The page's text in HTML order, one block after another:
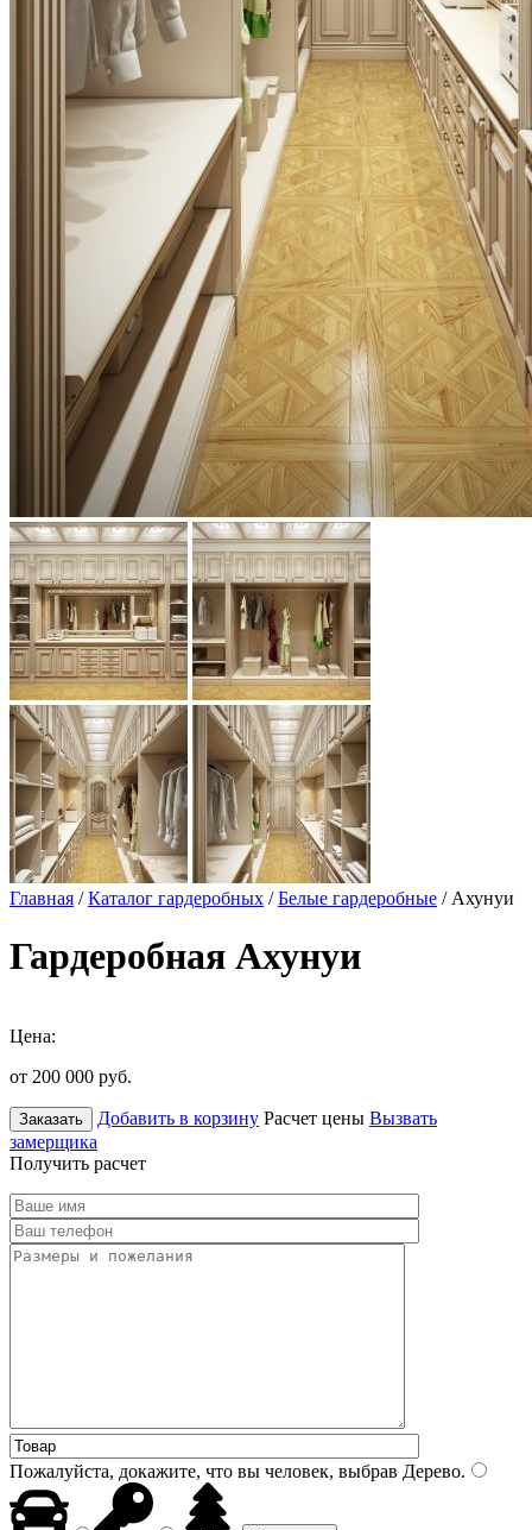
Главная /Каталог гардеробных /Белые гардеробные / Ахунуи
Гардеробная Ахунуи
Цена:
от 200 000 руб.
Заказать Добавить в корзину Расчет цены Вызвать
замерщика
Получить расчет
Пожалуйста, докажите, что вы человек, выбрав Дерево.